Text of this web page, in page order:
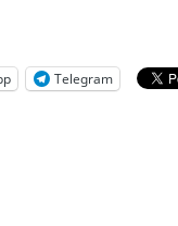
Telegram